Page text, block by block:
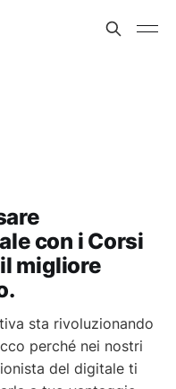
con i Corsi
migliore
sta rivoluzionando
perché nei nostri
del digitale ti